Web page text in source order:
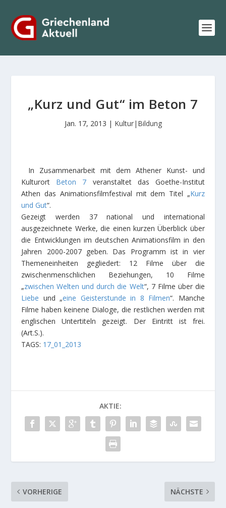
„Kurz und Gut“ im Beton 7
Jan. 17, 2013 | Kultur|Bildung
In Zusammenarbeit mit dem Athener Kunst- und
Kulturort Beton 7 veranstaltet das Goethe-Institut
Athen das Animationsfilmfestival mit dem Titel „Kurz
und Gut“.
Gezeigt werden 37 national und international
ausgezeichnete Werke, die einen kurzen Überblick über
die Entwicklungen im deutschen Animationsfilm in den
Jahren 2000-2007 geben. Das Programm ist in vier
Themeneinheiten gegliedert: 12 Filme über die
zwischenmenschlichen Beziehungen, 10 Filme
„zwischen Welten und durch die Welt“, 7 Filme über die
Liebe und „eine Geisterstunde in 8 Filmen“. Manche
Filme haben keinene Dialoge, die restlichen werden mit
englischen Untertiteln gezeigt. Der Eintritt ist frei.
(Art.S.).
TAGS: 17_01_2013
AKTIE:
VORHERIGE NÄCHSTE